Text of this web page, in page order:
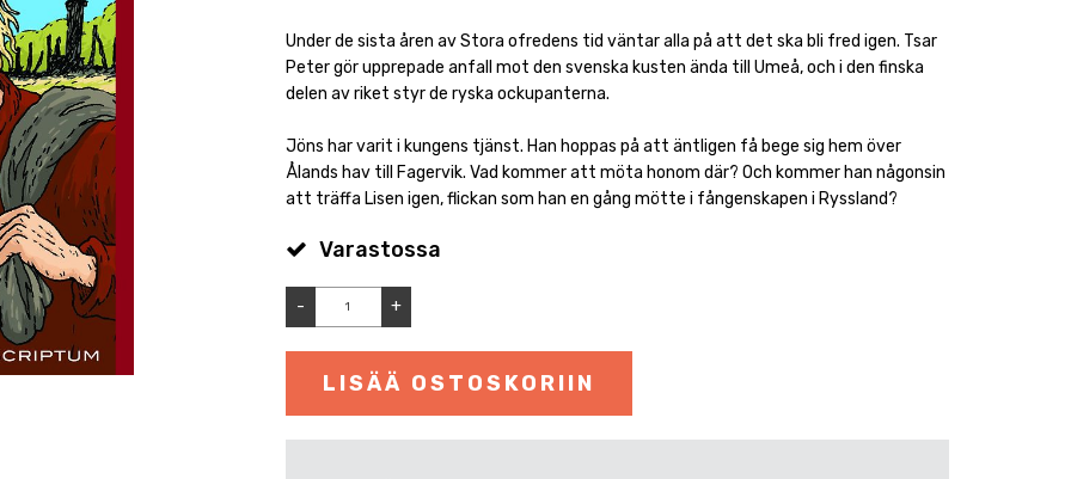
Under de sista åren av Stora ofredens tid väntar alla på att det ska bli fred igen. Tsar
Peter gör upprepade anfall mot den svenska kusten ända till Umeå, och i den finska
delen av riket styr de ryska ockupanterna.
Jöns har varit i kungens tjänst. Han hoppas på att äntligen få bege sig hem över
Ålands hav till Fagervik. Vad kommer att möta honom där? Och kommer han någonsin
att träffa Lisen igen, flickan som han en gång mötte i fångenskapen i Ryssland?
Varastossa
- +
LISÄÄ OSTOSKORIIN